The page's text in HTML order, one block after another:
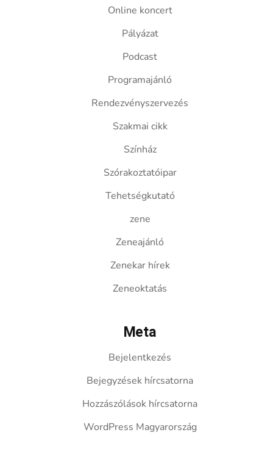
Online koncert
Pályázat
Podcast
Programajánló
Rendezvényszervezés
Szakmai cikk
Színház
Szórakoztatóipar
Tehetségkutató
zene
Zeneajánló
Zenekar hírek
Zeneoktatás
Meta
Bejelentkezés
Bejegyzések hírcsatorna
Hozzászólások hírcsatorna
WordPress Magyarország